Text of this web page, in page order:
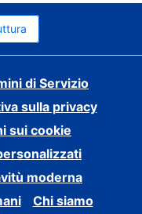
di Servizio
sulla privacy
sui cookie
moderna
Chi siamo